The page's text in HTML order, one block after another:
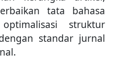
tata bahasa
struktur
standar jurnal